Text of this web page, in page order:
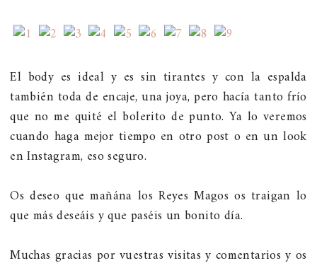
El body es ideal y es sin tirantes y con la espalda
también toda de encaje, una joya, pero hacía tanto frío
que no me quité el bolerito de punto. Ya lo veremos
cuando haga mejor tiempo en otro post o en un look
en Instagram, eso seguro.
Os deseo que mañána los Reyes Magos os traigan lo
que más deseáis y que paséis un bonito día.
Muchas gracias por vuestras visitas y comentarios y os